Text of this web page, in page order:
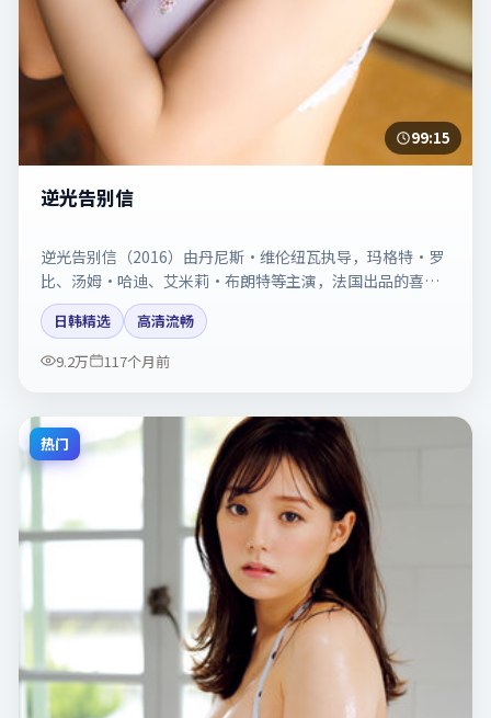
99:15
逆光告别信
逆光告别信（2016）由丹尼斯·维伦纽瓦执导，玛格特·罗
比、汤姆·哈迪、艾米莉·布朗特等主演，法国出品的喜剧
类型影片。动作场面与情感戏比例拿捏得当。剧情简介与主
创信息可供检索参考，上映日期以片方资料为准。
日韩精选
高清流畅
9.2万
117个月前
热门